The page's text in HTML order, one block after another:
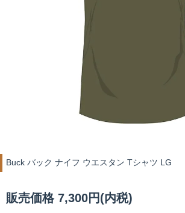
Buck バック ナイフ ウエスタン Tシャツ LG
販売価格 7,300円(内税)